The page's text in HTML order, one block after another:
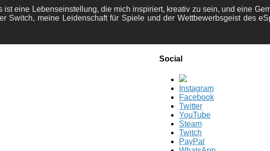
ist eine Lebenseinstellung, die mich inspiriert, kreativ zu sein, und eine
Switch, meine Leidenschaft für Spiele und der Wettbewerbsgeist des
Social
Instagram
Facebook
Twitter
YouTube
Steam
Twitch
PayPal